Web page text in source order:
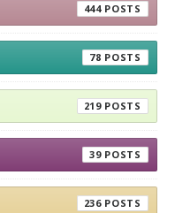
444
78
219
39
236